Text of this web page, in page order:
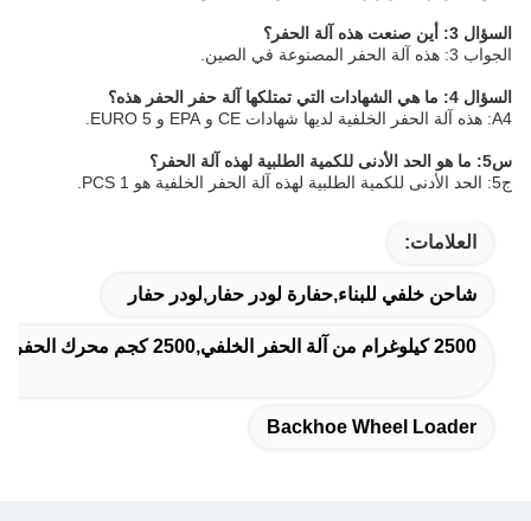
السؤال 3: أين صنعت هذه آلة الحفر؟
الجواب 3: هذه آلة الحفر المصنوعة في الصين.
السؤال 4: ما هي الشهادات التي تمتلكها آلة حفر الحفر هذه؟
A4: هذه آلة الحفر الخلفية لديها شهادات CE و EPA و EURO 5.
س5: ما هو الحد الأدنى للكمية الطلبية لهذه آلة الحفر؟
ج5: الحد الأدنى للكمية الطلبية لهذه آلة الحفر الخلفية هو 1 PCS.
العلامات:
شاحن خلفي للبناء,حفارة لودر حفار,لودر حفار
2500 كيلوغرام من آلة الحفر الخلفي,2500 كجم محرك الحفر الخلفي للبناء
Backhoe Wheel Loader